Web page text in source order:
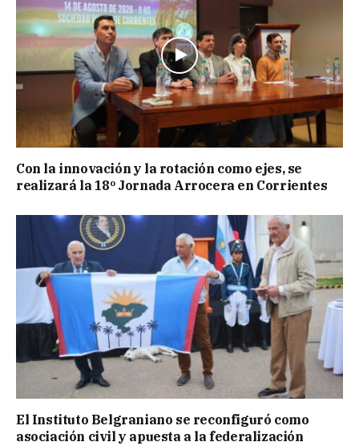
Con la innovación y la rotación como ejes, se
realizará la 18º Jornada Arrocera en Corrientes
El Instituto Belgraniano se reconfiguró como
asociación civil y apuesta a la federalización